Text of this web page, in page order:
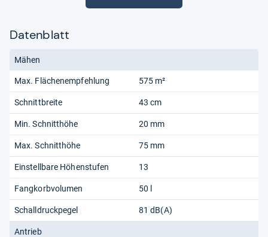
Datenblatt
Mähen
Max. Flächenempfehlung 575 m²
Schnittbreite 43 cm
Min. Schnitthöhe 20 mm
Max. Schnitthöhe 75 mm
Einstellbare Höhenstufen 13
Fangkorbvolumen 50 l
Schalldruckpegel 81 dB(A)
Antrieb